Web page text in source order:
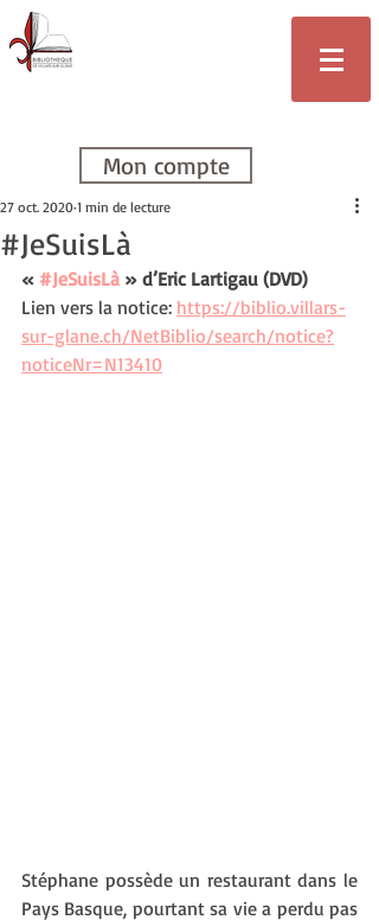
Mon compte
#JeSuisLà
27 oct. 2020 1 min de lecture
« #JeSuisLà » d’Eric Lartigau (DVD)
Lien vers la notice: https://biblio.villars-
sur-glane.ch/NetBiblio/search/notice?
noticeNr=N13410
Stéphane possède un restaurant dans le
Pays Basque, pourtant sa vie a perdu pas